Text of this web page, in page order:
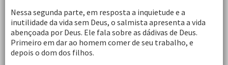
Nessa segunda parte, em resposta a inquietude e a
inutilidade da vida sem Deus, o salmista apresenta a vida
abençoada por Deus. Ele fala sobre as dádivas de Deus.
Primeiro em dar ao homem comer de seu trabalho, e
depois o dom dos filhos.